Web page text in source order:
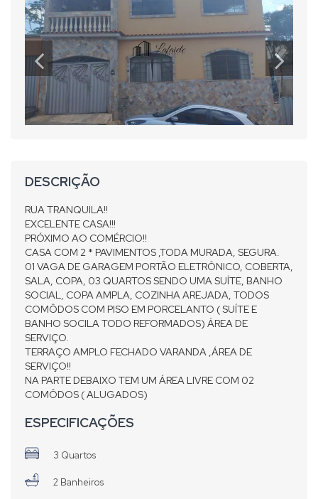
DESCRIÇÃO
RUA TRANQUILA!!
EXCELENTE CASA!!!
PRÓXIMO AO COMÉRCIO!!
CASA COM 2 * PAVIMENTOS ,TODA MURADA, SEGURA.
01 VAGA DE GARAGEM PORTÃO ELETRÔNICO, COBERTA,
SALA, COPA, 03 QUARTOS SENDO UMA SUÍTE, BANHO
SOCIAL, COPA AMPLA, COZINHA AREJADA, TODOS
COMÔDOS COM PISO EM PORCELANTO ( SUÍTE E
BANHO SOCILA TODO REFORMADOS) ÁREA DE
SERVIÇO.
TERRAÇO AMPLO FECHADO VARANDA ,ÁREA DE
SERVIÇO!!
NA PARTE DEBAIXO TEM UM ÁREA LIVRE COM 02
COMÔDOS ( ALUGADOS)
ESPECIFICAÇÕES
3 Quartos
2 Banheiros